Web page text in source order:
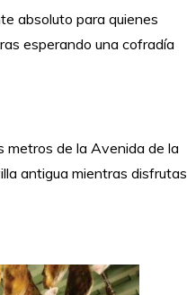
absoluto para quienes
esperando una cofradía
metros de la Avenida de la
antigua mientras disfrutas